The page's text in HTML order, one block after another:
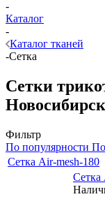
-
Каталог
-
Каталог тканей
-Сетка
Сетки
Фильтр
По популярности
Сетка Air-mesh-180
Сетка